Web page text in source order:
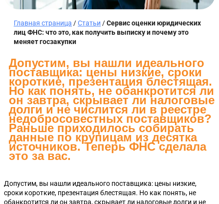
Главная страница /Статьи /Сервис оценки юридических
лиц ФНС: что это, как получить выписку и почему это
меняет госзакупки
Допустим, вы нашли идеального
поставщика: цены низкие, сроки
короткие, презентация блестящая.
Но как понять, не обанкротится ли
он завтра, скрывает ли налоговые
долги и не числится ли в реестре
недобросовестных поставщиков?
Раньше приходилось собирать
данные по крупицам из десятка
источников. Теперь ФНС сделала
это за вас.
Допустим, вы нашли идеального поставщика: цены низкие,
сроки короткие, презентация блестящая. Но как понять, не
обанкротится ли он завтра, скрывает ли налоговые долги и не